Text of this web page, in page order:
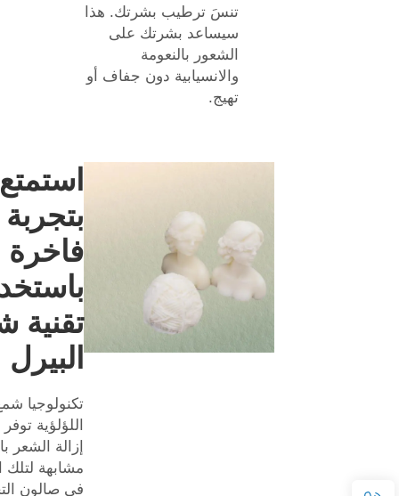
تنسَ ترطيب بشرتك. هذا
سيساعد بشرتك على
الشعور بالنعومة
والانسيابية دون جفاف أو
تهيج.
استمتع
فاخرة
تقنية
البيرل
اللؤلؤية
إزالة الشعر
مشابهة لتلك
في صالون